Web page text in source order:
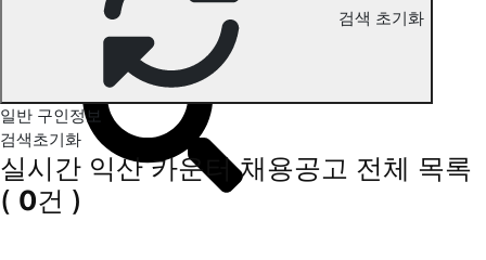
익산 카운터 구인정보 검색 초기화
일반 구인정보
검색초기화
실시간 익산 카운터 채용공고 전체 목록
( 0건 )